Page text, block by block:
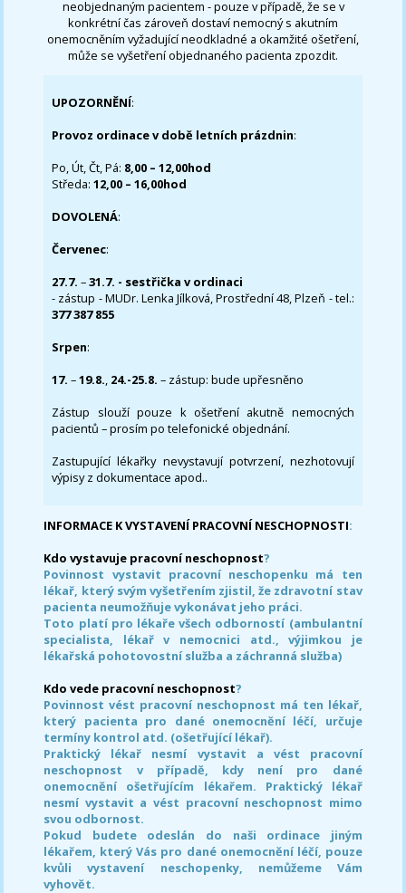
neobjednaným pacientem - pouze v případě, že se v
konkrétní čas zároveň dostaví nemocný s akutním
onemocněním vyžadující neodkladné a okamžité ošetření,
může se vyšetření objednaného pacienta zpozdit.
UPOZORNĚNÍ:
Provoz ordinace v době letních prázdnin:
Po, Út, Čt, Pá: 8,00 – 12,00hod
Středa:12,00 – 16,00hod
DOVOLENÁ:
Červenec:
27.7.–31.7. - sestřička v ordinaci
- zástup - MUDr. Lenka Jílková, Prostřední 48, Plzeň - tel.:
377 387 855
Srpen:
17. –19.8., 24.-25.8. – zástup: bude upřesněno
Zástup slouží pouze k ošetření akutně nemocných
pacientů – prosím po telefonické objednání.
Zastupující lékařky nevystavují potvrzení, nezhotovují
výpisy z dokumentace apod..
INFORMACE K VYSTAVENÍ PRACOVNÍ NESCHOPNOSTI:
Kdo vystavuje pracovní neschopnost?
Povinnost vystavit pracovní neschopenku má ten
lékař, který svým vyšetřením zjistil, že zdravotní stav
pacienta neumožňuje vykonávat jeho práci.
Toto platí pro lékaře všech odborností (ambulantní
specialista, lékař v nemocnici atd., výjimkou je
lékařská pohotovostní služba a záchranná služba)
Kdo vede pracovní neschopnost?
Povinnost vést pracovní neschopnost má ten lékař,
který pacienta pro dané onemocnění léčí, určuje
termíny kontrol atd. (ošetřující lékař).
Praktický lékař nesmí vystavit a vést pracovní
neschopnost v případě, kdy není pro dané
onemocnění ošetřujícím lékařem. Praktický lékař
nesmí vystavit a vést pracovní neschopnost mimo
svou odbornost.
Pokud budete odeslán do naši ordinace jiným
lékařem, který Vás pro dané onemocnění léčí, pouze
kvůli vystavení neschopenky, nemůžeme Vám
vyhovět.